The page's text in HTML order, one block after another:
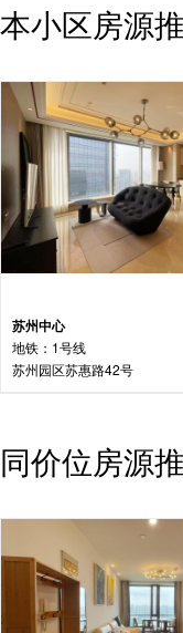
本小区房源
苏州中心
地铁：1号线
苏州园区苏惠路42号
同价位房源